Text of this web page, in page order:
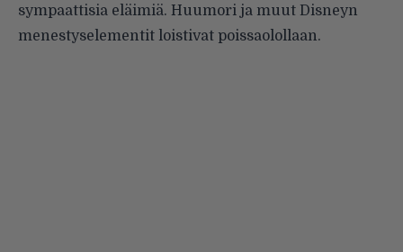
sympaattisia eläimiä. Huumori ja muut Disneyn
menestyselementit loistivat poissaolollaan.